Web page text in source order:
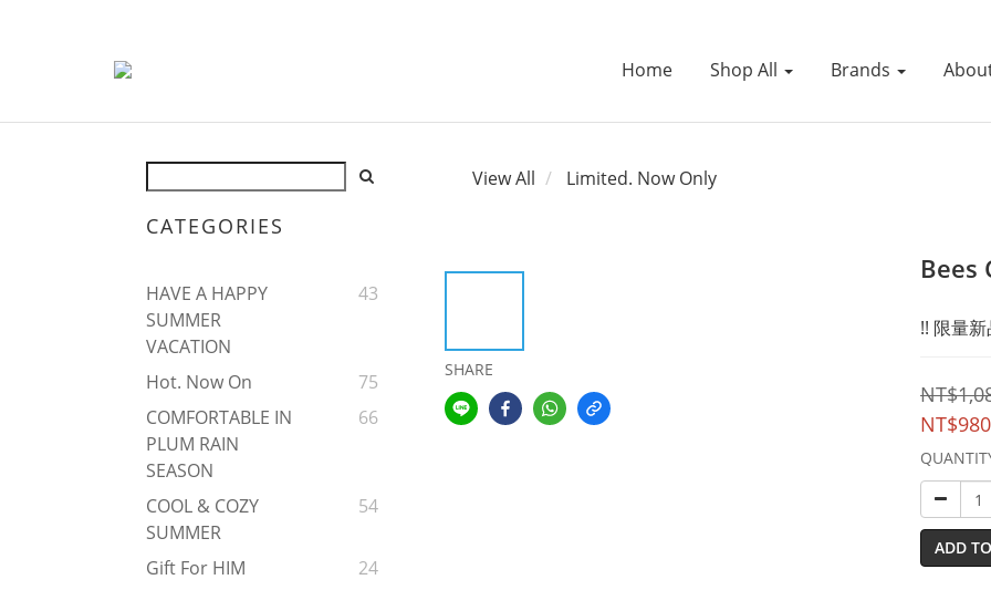
Home Shop All Brands
CATEGORIES
HAVE A HAPPY
SUMMER
VACATION
43
Hot. Now On
75
COMFORTABLE IN
PLUM RAIN
SEASON
66
COOL & COZY
SUMMER
54
Gift For HIM
24
View All Limited. Now Only
SHARE
Bees
!! 限量新
NT$980
ADD